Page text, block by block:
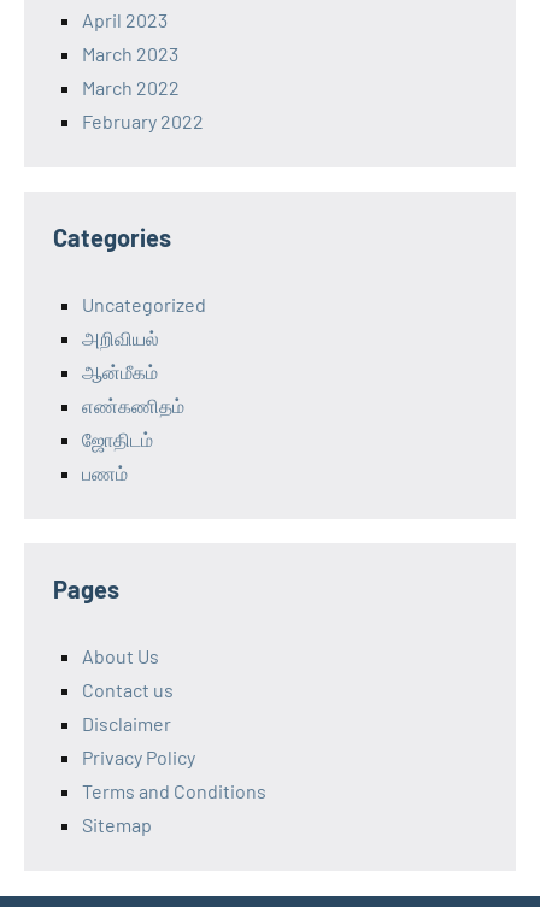
April 2023
March 2023
March 2022
February 2022
Categories
Uncategorized
அறிவியல்
ஆன்மீகம்
எண்கணிதம்
ஜோதிடம்
பணம்
Pages
About Us
Contact us
Disclaimer
Privacy Policy
Terms and Conditions
Sitemap